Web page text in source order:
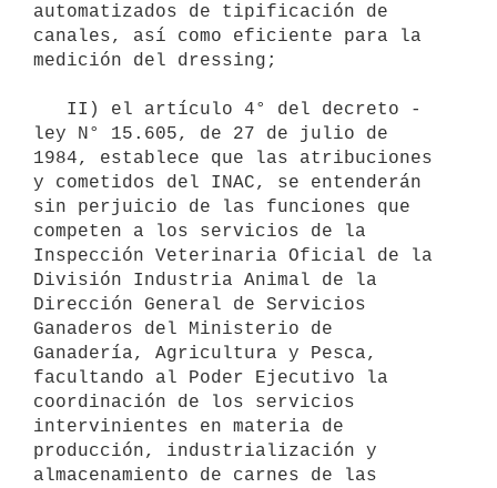
automatizados de tipificación de
canales, así como eficiente para la
medición del dressing;
ley N° 15.605, de 27 de julio de
1984, establece que las atribuciones
y cometidos del INAC, se entenderán
sin perjuicio de las funciones que
competen a los servicios de la
Inspección Veterinaria Oficial de la
División Industria Animal de la
Dirección General de Servicios
Ganaderos del Ministerio de
Ganadería, Agricultura y Pesca,
facultando al Poder Ejecutivo la
coordinación de los servicios
intervinientes en materia de
producción, industrialización y
almacenamiento de carnes de las